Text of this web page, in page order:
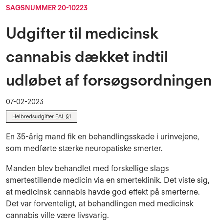
SAGSNUMMER 20-10223
Udgifter til medicinsk
cannabis dækket indtil
udløbet af forsøgsordningen
07-02-2023
Helbredsudgifter EAL §1
En 35-årig mand fik en behandlingsskade i urinvejene,
som medførte stærke neuropatiske smerter.
Manden blev behandlet med forskellige slags
smertestillende medicin via en smerteklinik. Det viste sig,
at medicinsk cannabis havde god effekt på smerterne.
Det var forventeligt, at behandlingen med medicinsk
cannabis ville være livsvarig.